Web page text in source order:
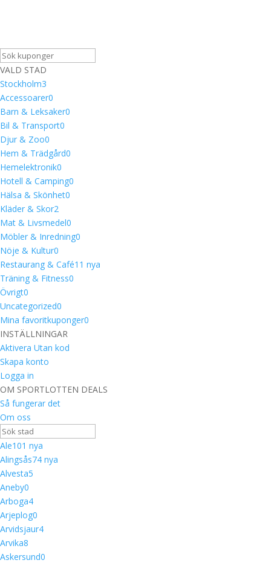
VALD STAD
Stockholm3
Accessoarer0
Barn & Leksaker0
Bil & Transport0
Djur & Zoo0
Hem & Trädgård0
Hemelektronik0
Hotell & Camping0
Hälsa & Skönhet0
Kläder & Skor2
Mat & Livsmedel0
Möbler & Inredning0
Nöje & Kultur0
Restaurang & Café1 1 nya
Träning & Fitness0
Övrigt0
Uncategorized0
Mina favoritkuponger0
INSTÄLLNINGAR
Aktivera Utan kod
Skapa konto
Logga in
OM SPORTLOTTEN DEALS
Så fungerar det
Om oss
Ale101 nya
Alingsås74 nya
Alvesta5
Aneby0
Arboga4
Arjeplog0
Arvidsjaur4
Arvika8
Askersund0